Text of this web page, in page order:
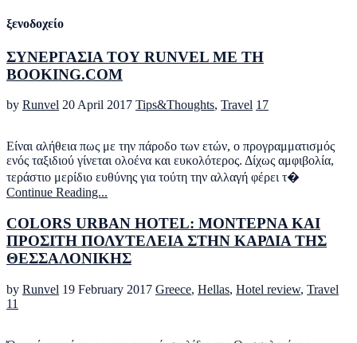
ξενοδοχείο
ΣΥΝΕΡΓΑΣΙΑ ΤΟΥ RUNVEL ΜΕ ΤΗ
BOOKING.COM
by Runvel 20 April 2017 Tips&Thoughts, Travel 17
Είναι αλήθεια πως με την πάροδο των ετών, ο προγραμματισμός
ενός ταξιδιού γίνεται ολοένα και ευκολότερος. Δίχως αμφιβολία,
τεράστιο μερίδιο ευθύνης για τούτη την αλλαγή φέρει τ�
Continue Reading...
COLORS URBAN HOTEL: ΜΟΝΤΕΡΝΑ ΚΑΙ
ΠΡΟΣΙΤΗ ΠΟΛΥΤΕΛΕΙΑ ΣΤΗΝ ΚΑΡΔΙΑ ΤΗΣ
ΘΕΣΣΑΛΟΝΙΚΗΣ
by Runvel 19 February 2017 Greece, Hellas, Hotel review, Travel
11